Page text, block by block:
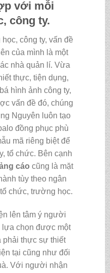
với mỗi
công ty.
công ty, vấn đề
của mình là một
nhà quản lí. Vừa
thực, tiện dụng,
hình ảnh công ty,
vấn đề đó, chúng
Nguyên luôn tạo
đồng phục phù
mã riêng biệt để
tổ chức. Bên cạnh
cáo cũng là mặt
tùy theo ngân
chức, trường học.
lên tâm ý người
chọn được một
phải thực sự thiết
tại cũng như đối
Với người nhận